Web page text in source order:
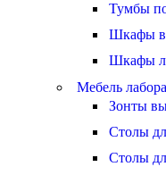
Тумбы
Шкафы
Шкафы
Мебель
Зонты
Столы
Столы